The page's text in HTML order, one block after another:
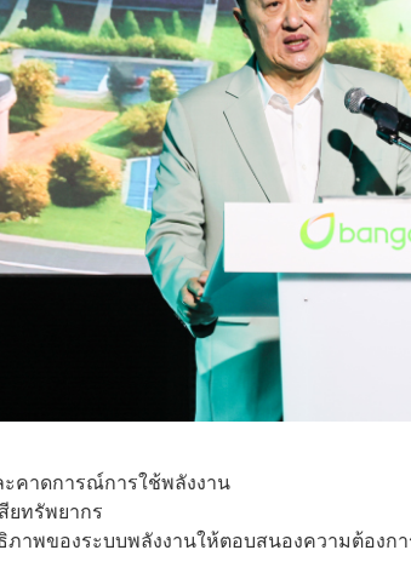
ะคาดการณ์การใช้พลังงาน
ยทรัพยากร
ภาพของระบบพลังงานให้ตอบสนองความต้องก